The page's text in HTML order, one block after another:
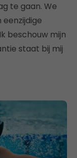
te gaan. We
beschouw mijn
staat bij mij